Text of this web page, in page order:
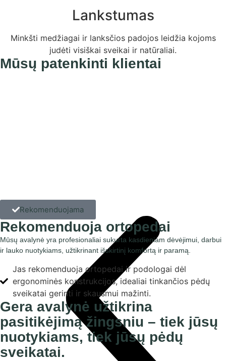
Lankstumas
Minkšti medžiagai ir lanksčios padojos leidžia kojoms
judėti visiškai sveikai ir natūraliai.
Mūsų patenkinti klientai
Rekomenduojama
Rekomenduoja ortopedai
Mūsų avalynė yra profesionaliai sukurta kasdieniam dėvėjimui, darbui
ir lauko nuotykiams, užtikrinant išskirtinį komfortą ir paramą.
Jas rekomenduoja ortopedai ir podologai dėl
ergonominės konstrukcijos, idealiai tinkančios pėdų
sveikatai gerinti ir skausmui mažinti.
Gera avalynė užtikrina
pasitikėjimą žingsniu – tiek jūsų
nuotykiams, tiek jūsų pėdų
sveikatai.